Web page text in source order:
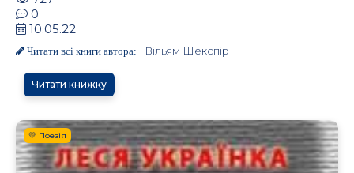
0
10.05.22
Читати всі книги автора: Вільям Шекспір
Читати книжку
💛 Поезія